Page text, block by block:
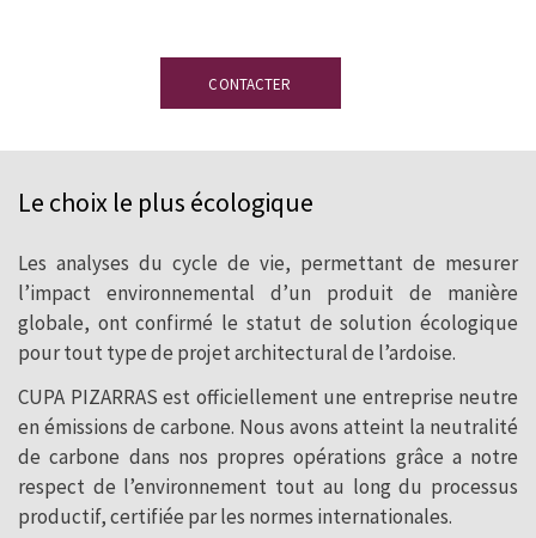
CONTACTER
Le choix le plus écologique
Les analyses du cycle de vie, permettant de mesurer
l’impact environnemental d’un produit de manière
globale, ont confirmé le statut de solution écologique
pour tout type de projet architectural de l’ardoise.
CUPA PIZARRAS est officiellement une entreprise neutre
en émissions de carbone. Nous avons atteint la neutralité
de carbone dans nos propres opérations grâce a notre
respect de l’environnement tout au long du processus
productif, certifiée par les normes internationales.